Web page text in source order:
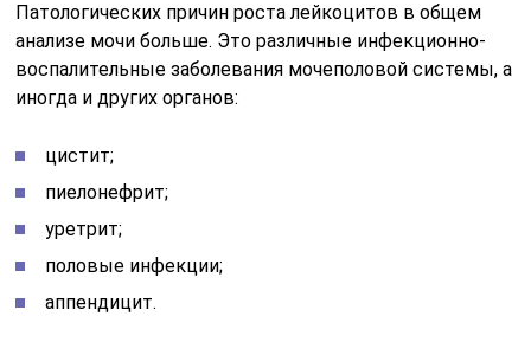
Патологических причин роста лейкоцитов в общем
анализе мочи больше. Это различные инфекционно-
воспалительные заболевания мочеполовой системы, а
иногда и других органов:
цистит;
пиелонефрит;
уретрит;
половые инфекции;
аппендицит.